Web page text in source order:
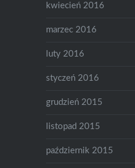
kwiecień 2016
marzec 2016
luty 2016
styczeń 2016
grudzień 2015
listopad 2015
październik 2015